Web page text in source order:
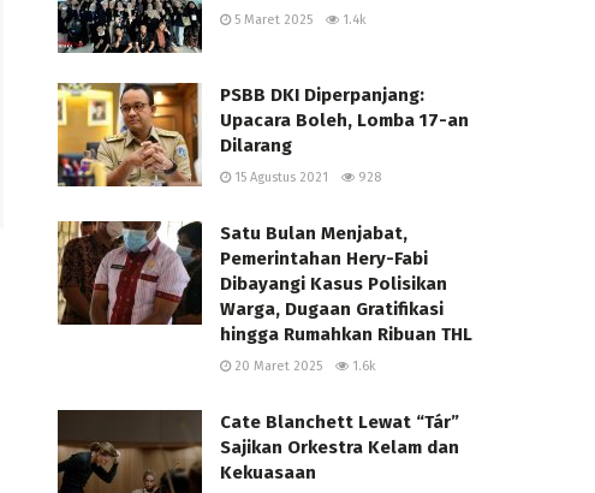
5 Maret 2025 1.4k
PSBB DKI Diperpanjang:
Upacara Boleh, Lomba 17-an
Dilarang
15 Agustus 2021 928
Satu Bulan Menjabat,
Pemerintahan Hery-Fabi
Dibayangi Kasus Polisikan
Warga, Dugaan Gratifikasi
hingga Rumahkan Ribuan THL
20 Maret 2025 1.6k
Cate Blanchett Lewat “Tár”
Sajikan Orkestra Kelam dan
Kekuasaan